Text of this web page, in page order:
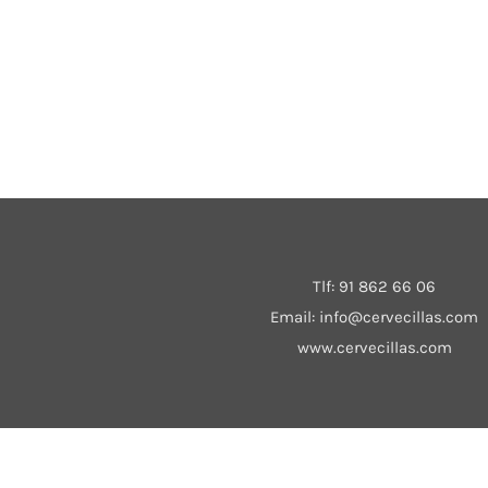
Tlf: 91 862 66 06
Email: info@cervecillas.com
www.cervecillas.com